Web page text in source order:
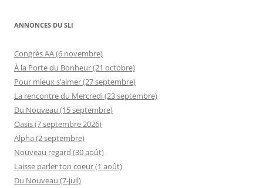
ANNONCES DU SLI
Congrès AA (6 novembre)
À la Porte du Bonheur (21 octobre)
Pour mieux s’aimer (27 septembre)
La rencontre du Mercredi (23 septembre)
Du Nouveau (15 septembre)
Oasis (7 septembre 2026)
Alpha (2 septembre)
Nouveau regard (30 août)
Laisse parler ton coeur (1 août)
Du Nouveau (7-juil)